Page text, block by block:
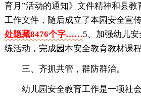
育月”活动的通知》文件精神和县教
工作文件，随后成立了本园安全宣
处隐藏8476个字……5、加强幼儿
练活动，完成园本安全教育教材课程
三、齐抓共管，群防群治。
幼儿园安全教育工作是一项社